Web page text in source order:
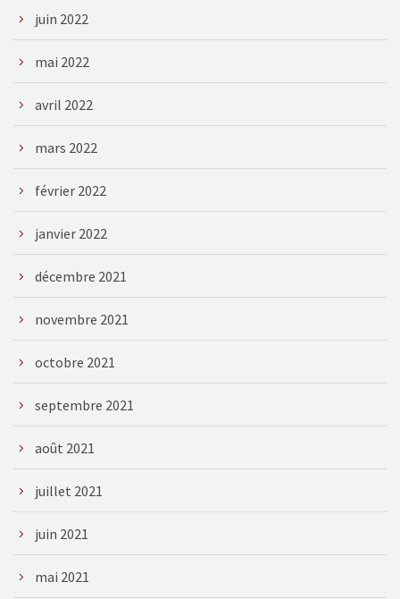
juin 2022
mai 2022
avril 2022
mars 2022
février 2022
janvier 2022
décembre 2021
novembre 2021
octobre 2021
septembre 2021
août 2021
juillet 2021
juin 2021
mai 2021